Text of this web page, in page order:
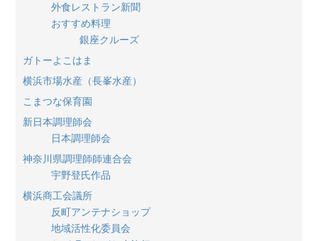
外食レストラン新聞
おすすめ料理
銀座クルーズ
ガトーよこはま
横浜市場水産（長峯水産）
こまつな保育園
新日本調理師会
日本調理師会
神奈川県調理師師連合会
宇野登氏作品
横浜商工会議所
反町アンテナショップ
地域活性化委員会